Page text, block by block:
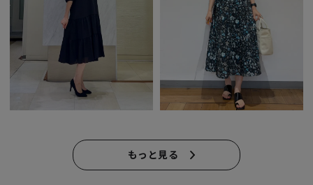
もっと見る